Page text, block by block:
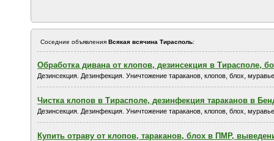
Соседние объявления Всякая всячина Тирасполь:
Обработка дивана от клопов, дезинсекция в Тирасполе,
Дезинсекция. Дезинфекция. Уничтожение тараканов, клопов, блох,
Чистка клопов в Тирасполе, дезинфекция тараканов в
Дезинсекция. Дезинфекция. Уничтожение тараканов, клопов, блох,
Купить отраву от клопов, тараканов, блох в ПМР,